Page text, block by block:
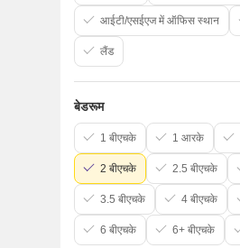
आईटी/एसईएज में ऑफिस स्थान
लैंड
बेडरूम
1 बीएचके 1 आरके
2 बीएचके 2.5 बीएचके
3.5 बीएचके 4 बीएचके
6 बीएचके 6+ बीएचके